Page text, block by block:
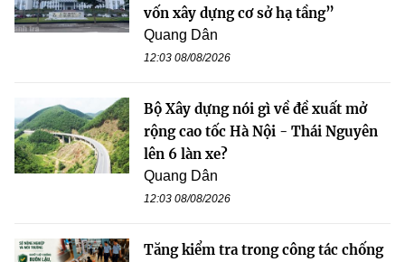
vốn xây dựng cơ sở hạ tầng”
Quang Dân
12:03 08/08/2026
Bộ Xây dựng nói gì về đề xuất mở
rộng cao tốc Hà Nội - Thái Nguyên
lên 6 làn xe?
Quang Dân
12:03 08/08/2026
Tăng kiểm tra trong công tác chống